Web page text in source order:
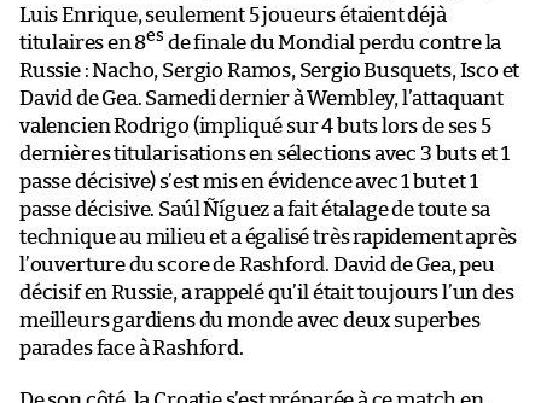
Luis Enrique, seulement 5 joueurs étaient déjà
titulaires en 8es de finale du Mondial perdu contre la
Russie : Nacho, Sergio Ramos, Sergio Busquets, Isco et
David de Gea. Samedi dernier à Wembley, l’attaquant
valencien Rodrigo (impliqué sur 4 buts lors de ses 5
dernières titularisations en sélections avec 3 buts et 1
passe décisive) s’est mis en évidence avec 1 but et 1
passe décisive. Saúl Ñíguez a fait étalage de toute sa
technique au milieu et a égalisé très rapidement après
l’ouverture du score de Rashford. David de Gea, peu
décisif en Russie, a rappelé qu’il était toujours l’un des
meilleurs gardiens du monde avec deux superbes
parades face à Rashford.